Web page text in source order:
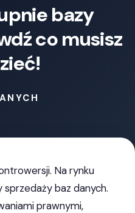
bazy
co musisz
Na rynku
baz danych.
prawnymi,